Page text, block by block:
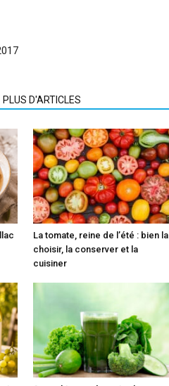
PLUS D'ARTICLES
La tomate, reine de l’été : bien la
choisir, la conserver et la
cuisiner